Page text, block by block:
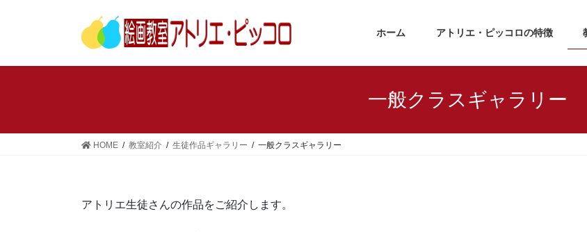
ホーム アトリエ・ピッコロの特徴
一般クラスギャラリー
HOME 教室紹介 生徒作品ギャラリー 一般クラスギャラリー
アトリエ生徒さんの作品をご紹介します。